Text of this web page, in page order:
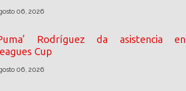
06, 2026
Rodríguez da asistencia en
Cup
06, 2026